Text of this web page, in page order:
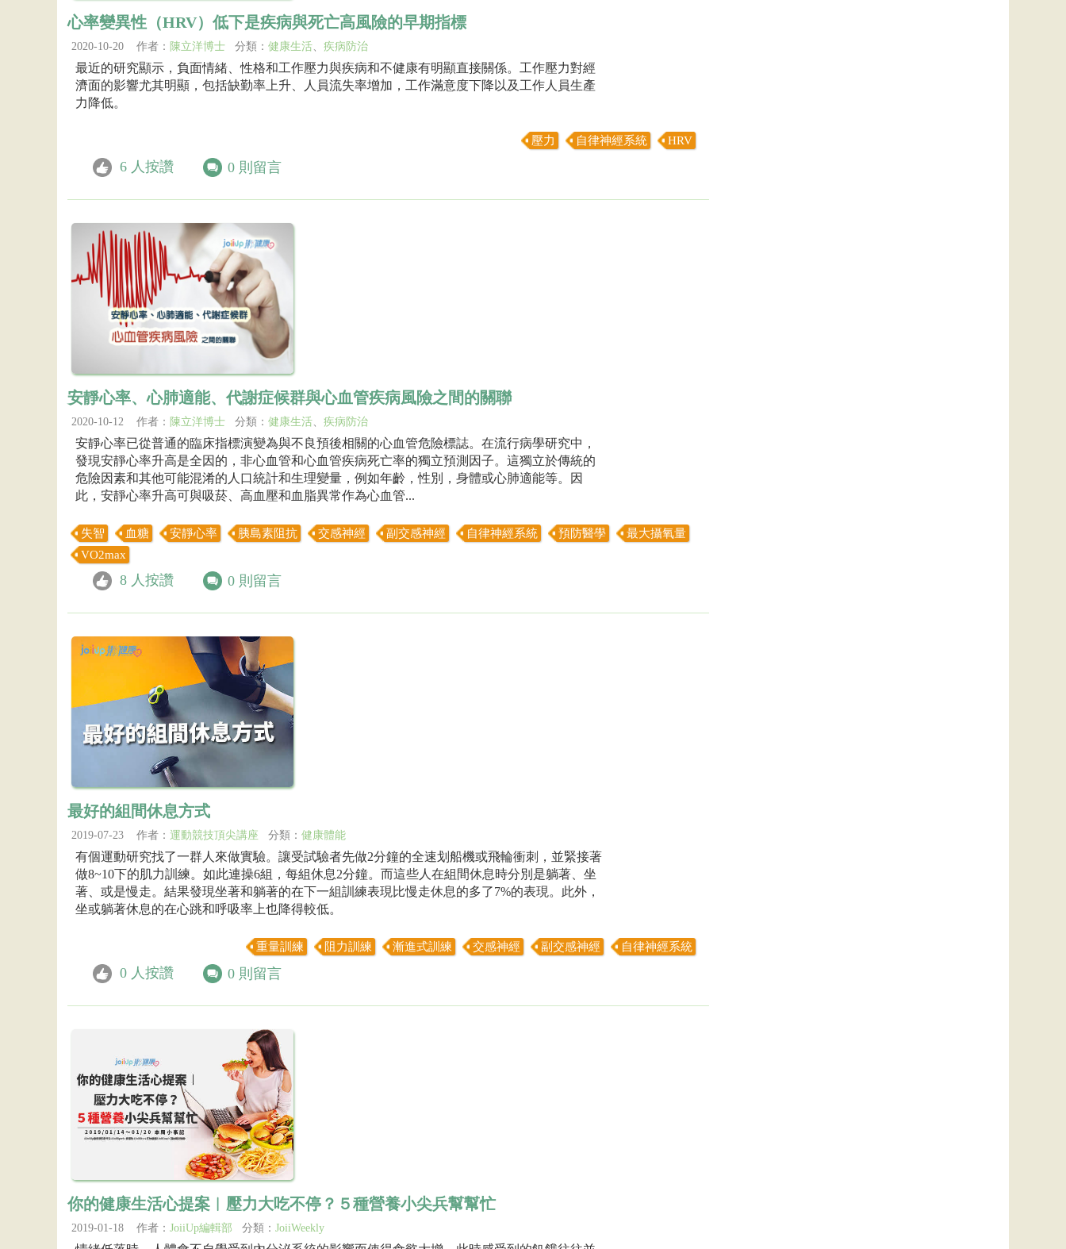
心率變異性（HRV）低下是疾病與死亡高風險的早期指標
2020-10-20 作者： 陳立洋博士 分類： 健康生活 疾病防治
最近的研究顯示，負面情緒、性格和工作壓力與疾病和不健康有明顯直接關係。工作壓力對經
濟面的影響尤其明顯，包括缺勤率上升、人員流失率增加，工作滿意度下降以及工作人員生產
力降低。
壓力 自律神經系統 HRV
6 人按讚 0 則留言
安靜心率、心肺適能、代謝症候群與心血管疾病風險之間的關聯
2020-10-12 作者： 陳立洋博士 分類： 健康生活 疾病防治
安靜心率已從普通的臨床指標演變為與不良預後相關的心血管危險標誌。在流行病學研究中，
發現安靜心率升高是全因的，非心血管和心血管疾病死亡率的獨立預測因子。這獨立於傳統的
危險因素和其他可能混淆的人口統計和生理變量，例如年齡，性別，身體或心肺適能等。因
此，安靜心率升高可與吸菸、高血壓和血脂異常作為心血管...
失智 血糖 安靜心率 胰島素阻抗 交感神經 副交感神經 自律神經系統 預防醫學
最大攝氧量
VO2max
8 人按讚 0 則留言
最好的組間休息方式
2019-07-23 作者： 運動競技頂尖講座 分類： 健康體能
有個運動研究找了一群人來做實驗。讓受試驗者先做2分鐘的全速划船機或飛輪衝刺，並緊接著
做8~10下的肌力訓練。如此連操6組，每組休息2分鐘。而這些人在組間休息時分別是躺著、坐
著、或是慢走。結果發現坐著和躺著的在下一組訓練表現比慢走休息的多了7%的表現。此外，
坐或躺著休息的在心跳和呼吸率上也降得較低。
重量訓練 阻力訓練 漸進式訓練 交感神經 副交感神經 自律神經系統
0 人按讚 0 則留言
你的健康生活心提案︱壓力大吃不停？５種營養小尖兵幫幫忙
2019-01-18 作者： JoiiUp編輯部 分類： JoiiWeekly